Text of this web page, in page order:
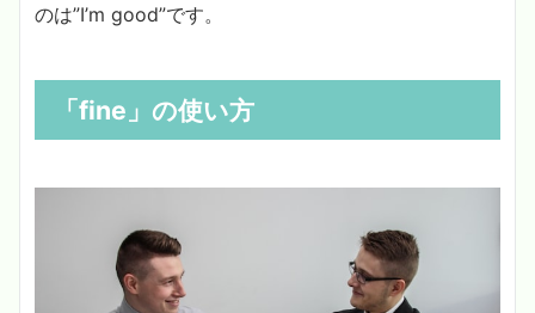
のは”I’m good”です。
「fine」の使い方